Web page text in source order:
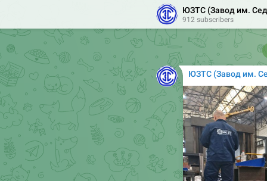
ЮЗТС (Завод им.
912 subscribers
ЮЗТС (Завод им.